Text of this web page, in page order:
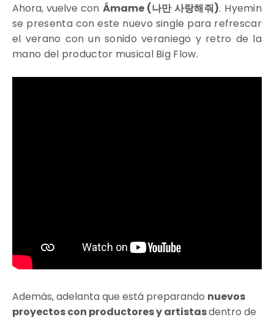
Ahora, vuelve con Ámame (나만 사랑해줘). Hyemin
se presenta con este nuevo single para refrescar
el verano con un sonido veraniego y retro de la
mano del productor musical Big Flow.
Además, adelanta que está preparando nuevos
proyectos con productores y artistasdentro de